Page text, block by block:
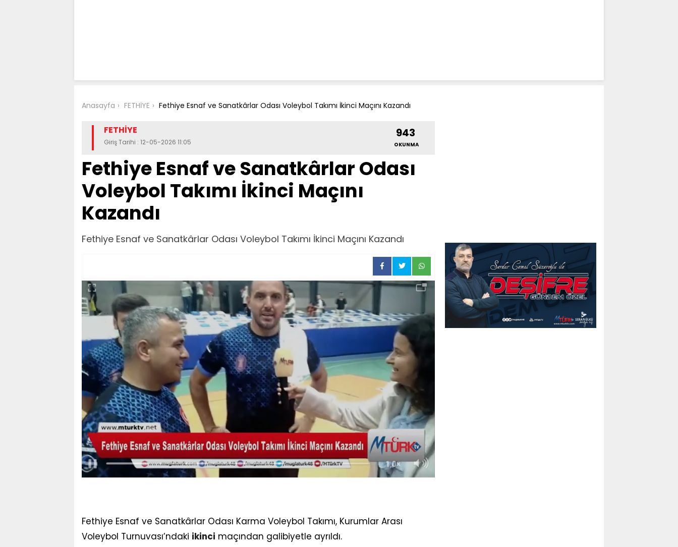
Anasayfa FETHİYE Fethiye Esnaf ve Sanatkârlar Odası Voleybol Takımı İkinci Maçını Kazandı
FETHİYE
Giriş Tarihi : 12-05-2026 11:05
943
OKUNMA
Fethiye Esnaf ve Sanatkârlar Odası
Voleybol Takımı İkinci Maçını
Kazandı
Fethiye Esnaf ve Sanatkârlar Odası Voleybol Takımı İkinci Maçını Kazandı
Fethiye Esnaf ve Sanatkârlar Odası Karma Voleybol Takımı, Kurumlar Arası
Voleybol Turnuvası’ndaki ikinci maçından galibiyetle ayrıldı.